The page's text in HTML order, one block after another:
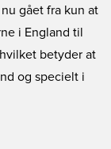
gået fra kun at
i England til
betyder at
og specielt i